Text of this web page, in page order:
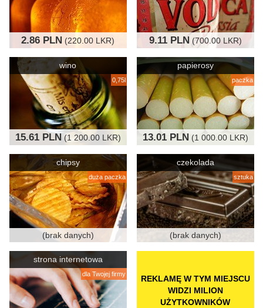
2.86 PLN (220.00 LKR) 9.11 PLN (700.00 LKR)
wino
0,75l
15.61 PLN (1 200.00 LKR)
papierosy
paczka
13.01 PLN (1 000.00 LKR)
chipsy
duża paczka
(brak danych)
czekolada
sztuka
(brak danych)
strona internetowa
dla Twojej firmy
REKLAMĘ W TYM MIEJSCU
WIDZI MILION
UŻYTKOWNIKÓW